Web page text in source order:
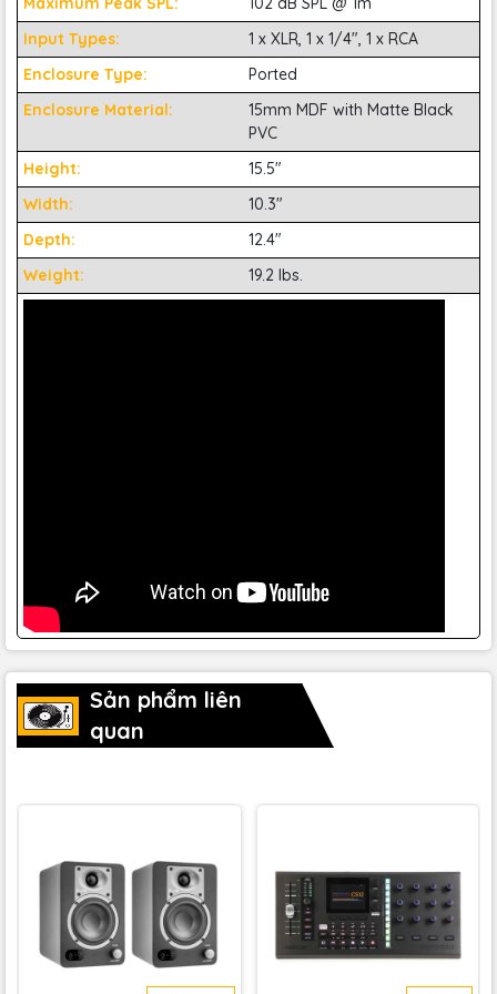
Tối ưu hóa âm thanh cho căn phòng của bro
Input Types:
1 x XLR, 1 x 1/4", 1 x RCA
Enclosure Type:
Ported
Enclosure Material:
15mm MDF with Matte Black
PVC
Height:
15.5"
Width:
10.3"
Depth:
12.4"
Weight:
19.2 lbs.
Sản phẩm liên
quan